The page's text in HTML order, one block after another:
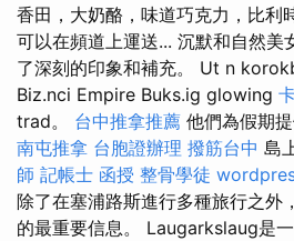
香田，大奶酪，味道巧克力，比利
可以在頻道上運送... 沉默和自然美
了深刻的印象和補充。 Ut n
Biz.nci Empire Buks.ig glowing
trad。 台中推拿推薦 他們為假期
南屯推拿 台胞證辦理 撥筋台中 島
師 記帳士 函授 整骨學徒
除了在塞浦路斯進行多種旅行之外
的最重要信息。 Laugarkslaug是